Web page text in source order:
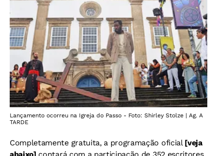
Lançamento ocorreu na Igreja do Passo - Foto: Shirley Stolze | Ag. A
TARDE
Completamente gratuita, a programação oficial [veja